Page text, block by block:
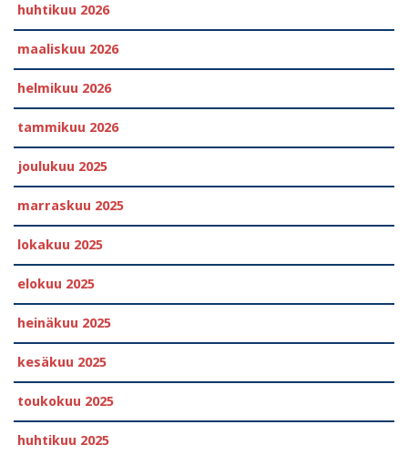
huhtikuu 2026
maaliskuu 2026
helmikuu 2026
tammikuu 2026
joulukuu 2025
marraskuu 2025
lokakuu 2025
elokuu 2025
heinäkuu 2025
kesäkuu 2025
toukokuu 2025
huhtikuu 2025